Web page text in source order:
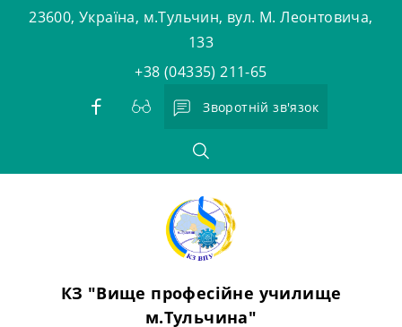
23600, Україна, м.Тульчин, вул. М. Леонтовича,
133
+38 (04335) 211-65
Зворотній зв'язок
КЗ "Вище професійне училище
м.Тульчина"